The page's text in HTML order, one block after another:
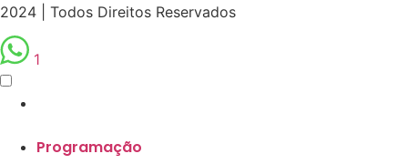
2024 | Todos Direitos Reservados
1
Programação